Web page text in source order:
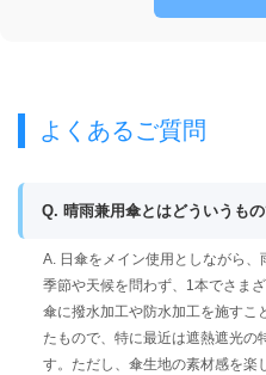
よくあるご質問
Q. 晴雨兼用傘とはどういうもの
A. 日傘をメイン使用としながら、
季節や天候を問わず、1本でさま
傘に撥水加工や防水加工を施すこ
たもので、特に最近は遮熱遮光の
す。ただし、傘生地の素材感を楽